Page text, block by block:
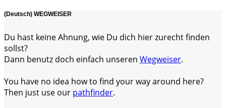
(Deutsch) WEGWEISER
Du hast keine Ahnung, wie Du dich hier zurecht finden
sollst?
Dann benutz doch einfach unseren Wegweiser.
You have no idea how to find your way around here?
Then just use our pathfinder.